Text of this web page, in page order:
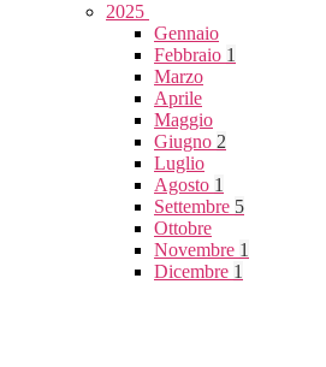
2025
Gennaio
Febbraio 1
Marzo
Aprile
Maggio
Giugno 2
Luglio
Agosto 1
Settembre 5
Ottobre
Novembre 1
Dicembre 1